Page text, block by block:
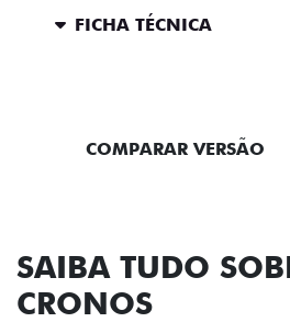
FICHA TÉCNICA
COMPARAR VERSÃO
SAIBA TUDO
CRONOS